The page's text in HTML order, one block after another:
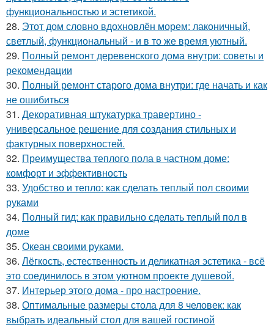
функциональностью и эстетикой.
28. Этот дом словно вдохновлён морем: лаконичный,
светлый, функциональный - и в то же время уютный.
29. Полный ремонт деревенского дома внутри: советы и
рекомендации
30. Полный ремонт старого дома внутри: где начать и как
не ошибиться
31. Декоративная штукатурка травертино -
универсальное решение для создания стильных и
фактурных поверхностей.
32. Преимущества теплого пола в частном доме:
комфорт и эффективность
33. Удобство и тепло: как сделать теплый пол своими
руками
34. Полный гид: как правильно сделать теплый пол в
доме
35. Океан своими руками.
36. Лёгкость, естественность и деликатная эстетика - всё
это соединилось в этом уютном проекте душевой.
37. Интерьер этого дома - про настроение.
38. Оптимальные размеры стола для 8 человек: как
выбрать идеальный стол для вашей гостиной